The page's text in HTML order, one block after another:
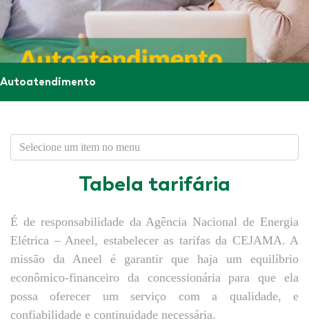
Autoatendimento
Tabela tarifária
É de responsabilidade da Agência Nacional de Energia
Elétrica – Aneel, estabelecer as tarifas da CEJAMA. A
missão da Aneel é garantir que haja um equilíbrio
econômico-financeiro da concessionária para que ela
possa oferecer um serviço com a qualidade, e
confiabilidade e continuidade necessária.